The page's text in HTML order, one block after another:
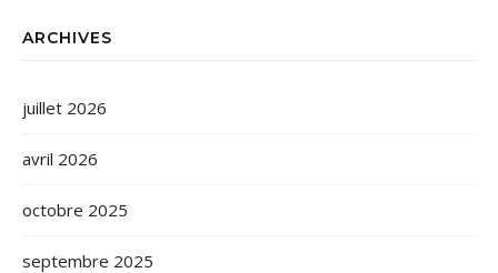
ARCHIVES
juillet 2026
avril 2026
octobre 2025
septembre 2025